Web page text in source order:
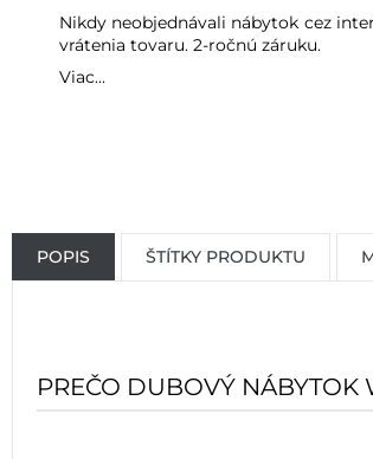
Nikdy neobjednávali nábytok cez
vrátenia tovaru. 2-ročnú záruku.
Viac...
POPIS ŠTÍTKY PRODUKTU
PREČO DUBOVÝ NÁBYTOK